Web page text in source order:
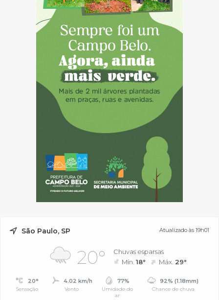
São Paulo, SP Atualizado às 19h01
20°
Chuvas esparsas
Mín.18° Máx. 29°
20°
Sensação
4.02 km/h
Vento
77%
Umidade do
ar
92% (1.18mm)
Chance de chuva